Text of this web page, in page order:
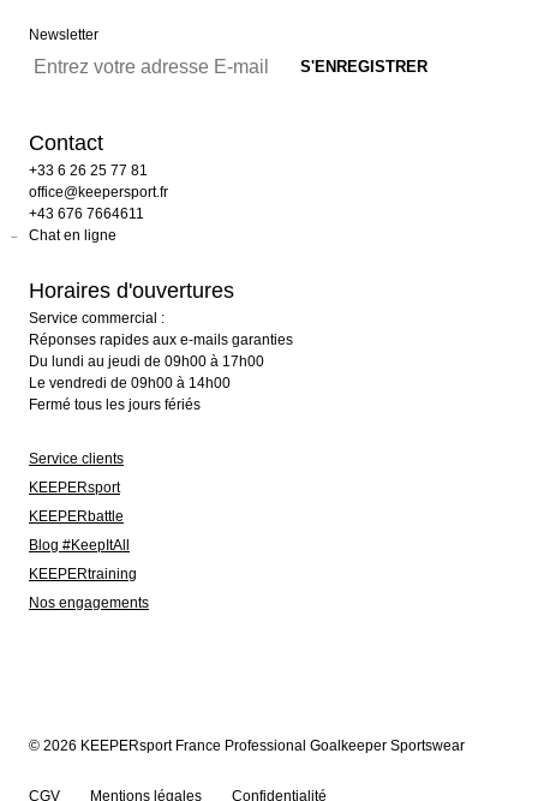
Newsletter
Contact
+33 6 26 25 77 81
office@keepersport.fr
+43 676 7664611
Chat en ligne
Horaires d'ouvertures
Service commercial :
Réponses rapides aux e-mails garanties
Du lundi au jeudi de 09h00 à 17h00
Le vendredi de 09h00 à 14h00
Fermé tous les jours fériés
Service clients
KEEPERsport
KEEPERbattle
Blog #KeepItAll
KEEPERtraining
Nos engagements
© 2026 KEEPERsport France Professional Goalkeeper Sportswear
CGV Mentions légales Confidentialité